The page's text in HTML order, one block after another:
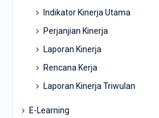
Indikator Kinerja Utama
Perjanjian Kinerja
Laporan Kinerja
Rencana Kerja
Laporan Kinerja Triwulan
E-Learning